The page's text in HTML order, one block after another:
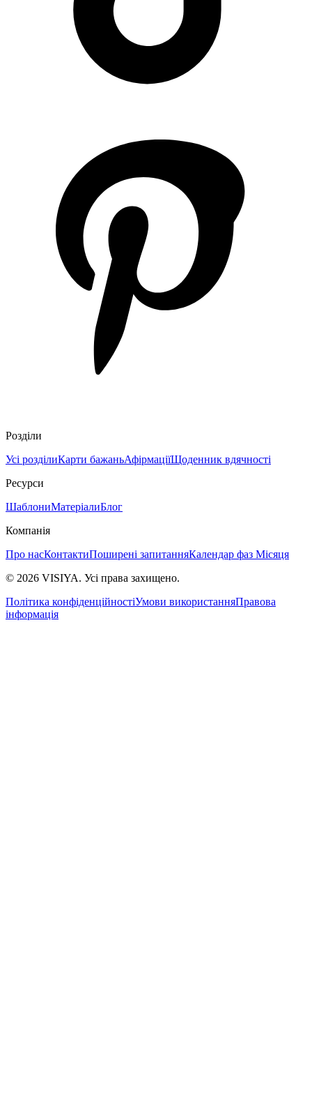
Розділи
Усі розділиКарти бажаньАфірмаціїЩоденник вдячності
Ресурси
ШаблониМатеріалиБлог
Компанія
Про насКонтактиПоширені запитанняКалендар фаз Місяця
© 2026 VISIYA. Усі права захищено.
Політика конфіденційностіУмови використанняПравова
інформація